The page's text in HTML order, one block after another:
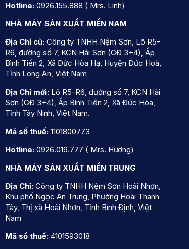
Hotline: 0926.155.888 ( Mrs. Linh)
NHÀ MÁY SẢN XUẤT MIỀN NAM
Địa Chỉ cũ: Công ty TNHH Nệm Sơn, Lô R5-
R6, đường số 7, KCN Hải Sơn (GĐ 3+4), Ấp
Bình Tiền 2, Xã Đức Hòa Hạ, Huyện Đức Hoà,
Tỉnh Long An, Việt Nam
Địa Chỉ mới: Lô R5-R6, đường số 7, KCN Hải
Sơn (GĐ 3+4), Ấp Bình Tiền 2, Xã Đức Hòa,
Tỉnh Tây Ninh, Việt Nam.
Mã số thuế: 1101800773
Hotline: 0926.019.777 ( Mrs. Hương)
NHÀ MÁY SẢN XUẤT MIỀN TRUNG
Địa Chỉ: Công ty TNHH Nệm Sơn Hoài Nhơn,
Khu phố Ngọc An Trung, Phường Hoài Thanh
Tây, Thị xã Hoài Nhơn, Tỉnh Bình Định, Việt
Nam
Mã số thuế: 4101593018